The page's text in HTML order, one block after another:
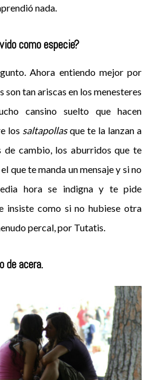
nada.
como especie?
Ahora entiendo mejor por
son tan ariscas en los menesteres
cansino suelto que hacen
los saltapollasque te la lanzan a
de cambio, los aburridos que te
que te manda un mensaje y si no
hora se indigna y te pide
insiste como si no hubiese otra
percal, por Tutatis.
de acera.